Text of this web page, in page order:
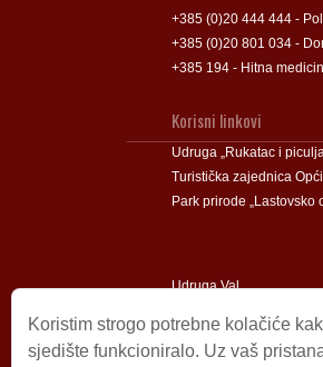
+385 (0)20 444 444 -
+385 (0)20 801 034 -
+385 194 - Hitna
Korisni linkovi
Udruga „Rukatac i
Turistička zajednica
Park prirode „Lastovsko
Udruga Val
Koristim strogo potrebne kolačiće
sjedište funkcioniralo. Uz vaš